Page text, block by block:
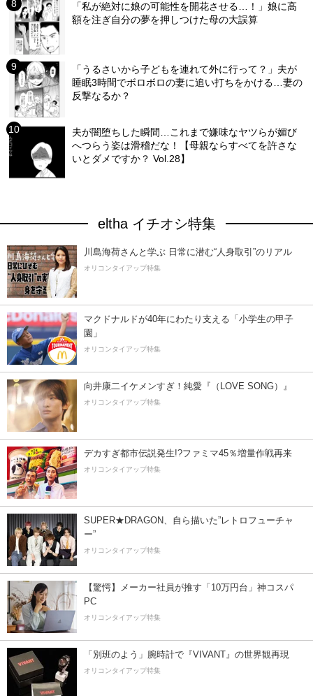
「私が絶対に娘の可能性を開花させる…！」娘に高
額を注ぎ自分の夢を押しつけた母の大誤算
「うるさいから子どもを連れて外に行って？」夫が
睡眠3時間でボロボロの妻に追い打ちをかける…妻の
反撃なるか？
夫が闇堕ちした瞬間…これまで嫌味なヤツらが媚び
へつらう姿は滑稽だな！【母親ならすべてを許さな
いとダメですか？ Vol.28】
eltha イチオシ特集
川島海荷さんと学ぶ 日常に潜む“人身取引”のリアル
オリコンタイアップ特集
マクドナルドが40年にわたり支える「小学生の甲子
園」
オリコンタイアップ特集
向井康二イケメンすぎ！純愛『（LOVE SONG）』
オリコンタイアップ特集
デカすぎ都市伝説発生!?ファミマ45％増量作戦再来
オリコンタイアップ特集
SUPER★DRAGON、自ら描いた”レトロフューチャ
ー”
オリコンタイアップ特集
【驚愕】メーカー社員が推す「10万円台」神コスパ
PC
オリコンタイアップ特集
「別班のよう」腕時計で『VIVANT』の世界観再現
オリコンタイアップ特集